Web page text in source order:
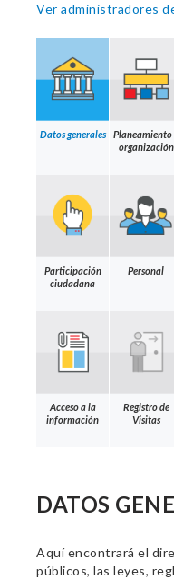
Ver administradores
Datos generales
Planeamiento
organización
Participación
ciudadana
Personal
Acceso a la
información
Registro de
Visitas
DATOS
Aquí encontrará el
públicos, las leyes,